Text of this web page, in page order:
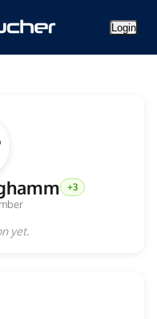
Login
+3
yet.